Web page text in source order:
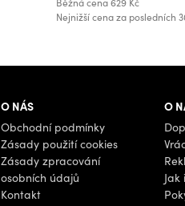
Nejnižší cena za posledních
O NÁS
Obchodní podmínky
Zásady použití cookies
Zásady zpracování
osobních údajů
Kontakt
O